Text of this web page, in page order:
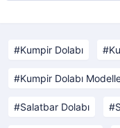
Kumpir Dolabı
Kumpir Dolabı
Salatbar Dolabı